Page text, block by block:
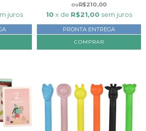
juros
R$210,00
10 x de R$21,00 sem juros
PRONTA ENTREGA